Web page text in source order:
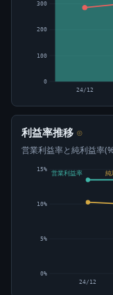
0
100
200
300
24/12
利益率推移 ⊙
営業利益率と純利益率
0%
5%
10%
15%
営業利益率 純
24/12